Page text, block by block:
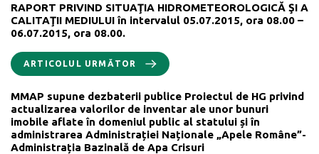
RAPORT PRIVIND SITUAŢIA HIDROMETEOROLOGICĂ ŞI A
CALITAŢII MEDIULUI în intervalul 05.07.2015, ora 08.00 –
06.07.2015, ora 08.00.
ARTICOLUL URMĂTOR
MMAP supune dezbaterii publice Proiectul de HG privind
actualizarea valorilor de inventar ale unor bunuri
imobile aflate în domeniul public al statului și în
administrarea Administrației Naționale „Apele Române”-
Administrația Bazinală de Apa Crisuri